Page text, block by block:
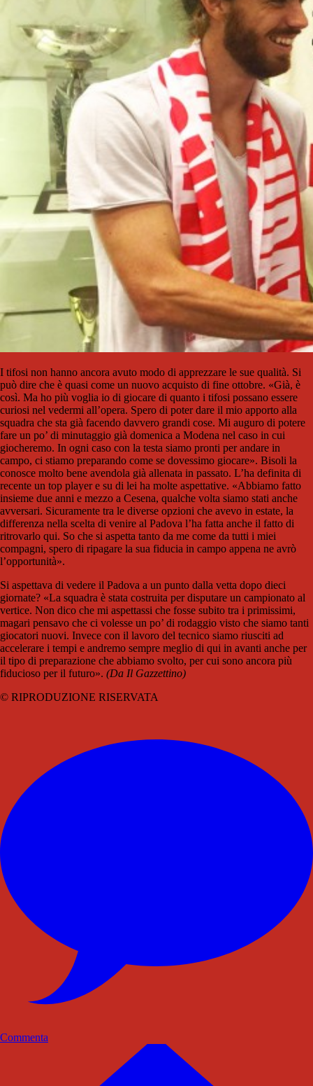
I tifosi non hanno ancora avuto modo di apprezzare le sue qualità. Si
può dire che è quasi come un nuovo acquisto di fine ottobre. «Già, è
così. Ma ho più voglia io di giocare di quanto i tifosi possano essere
curiosi nel vedermi all’opera. Spero di poter dare il mio apporto alla
squadra che sta già facendo davvero grandi cose. Mi auguro di potere
fare un po’ di minutaggio già domenica a Modena nel caso in cui
giocheremo. In ogni caso con la testa siamo pronti per andare in
campo, ci stiamo preparando come se dovessimo giocare». Bisoli la
conosce molto bene avendola già allenata in passato. L’ha definita di
recente un top player e su di lei ha molte aspettative. «Abbiamo fatto
insieme due anni e mezzo a Cesena, qualche volta siamo stati anche
avversari. Sicuramente tra le diverse opzioni che avevo in estate, la
differenza nella scelta di venire al Padova l’ha fatta anche il fatto di
ritrovarlo qui. So che si aspetta tanto da me come da tutti i miei
compagni, spero di ripagare la sua fiducia in campo appena ne avrò
l’opportunità».
Si aspettava di vedere il Padova a un punto dalla vetta dopo dieci
giornate? «La squadra è stata costruita per disputare un campionato al
vertice. Non dico che mi aspettassi che fosse subito tra i primissimi,
magari pensavo che ci volesse un po’ di rodaggio visto che siamo tanti
giocatori nuovi. Invece con il lavoro del tecnico siamo riusciti ad
accelerare i tempi e andremo sempre meglio di qui in avanti anche per
il tipo di preparazione che abbiamo svolto, per cui sono ancora più
fiducioso per il futuro». (Da Il Gazzettino)
© RIPRODUZIONE RISERVATA
Commenta